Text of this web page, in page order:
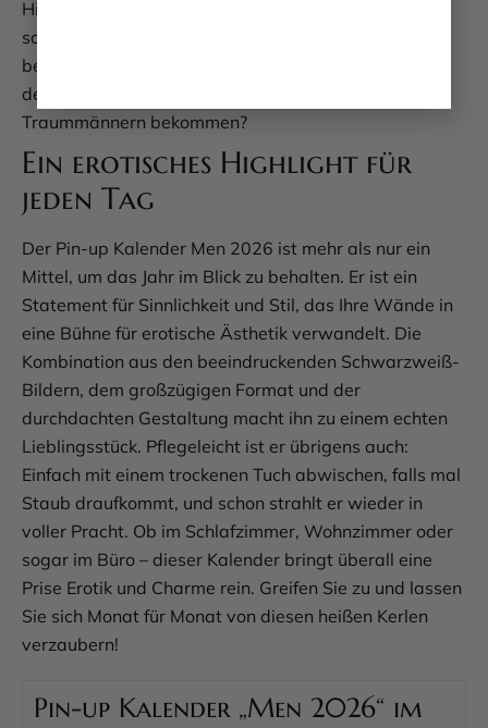
Hingucker, der in jedem Raum für Gesprächsstoff
sorgt. Und wenn Sie sich nicht trennen können,
behalten Sie einfach ein paar Exemplare für sich –
denn wer kann schon genug von solchen
Traummännern bekommen?
Ein erotisches Highlight für
jeden Tag
Der Pin-up Kalender Men 2026 ist mehr als nur ein
Mittel, um das Jahr im Blick zu behalten. Er ist ein
Statement für Sinnlichkeit und Stil, das Ihre Wände in
eine Bühne für erotische Ästhetik verwandelt. Die
Kombination aus den beeindruckenden Schwarzweiß-
Bildern, dem großzügigen Format und der
durchdachten Gestaltung macht ihn zu einem echten
Lieblingsstück. Pflegeleicht ist er übrigens auch:
Einfach mit einem trockenen Tuch abwischen, falls mal
Staub draufkommt, und schon strahlt er wieder in
voller Pracht. Ob im Schlafzimmer, Wohnzimmer oder
sogar im Büro – dieser Kalender bringt überall eine
Prise Erotik und Charme rein. Greifen Sie zu und lassen
Sie sich Monat für Monat von diesen heißen Kerlen
verzaubern!
Pin-up Kalender „Men 2026“ im